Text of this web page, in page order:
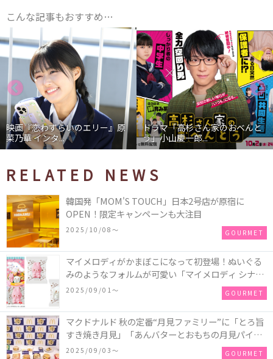
こんな記事もおすすめ…
映画『恋わずらいのエリー』原
菜乃華 インタ...
ドラマ「高杉さん家のおべんと
う」小山慶一郎...
RELATED NEWS
韓国発「MOM'S TOUCH」日本2号店が原宿に
OPEN！限定キャンペーンも大注目
2025/10/08〜 GOURMET
マイメロディがかまぼこになって初登場！ぬいぐる
みのようなフォルムが可愛い「マイメロディ シナモ
ロール かまぼこ」が新発売
2025/09/01〜 GOURMET
マクドナルド 秋の定番“月見ファミリー”に「とろ旨
すき焼き月見」「あんバターとおもちの月見パイ」
「月見マ ックシェイク 山梨県産シャインマスカット
2025/09/03〜 GOURMET